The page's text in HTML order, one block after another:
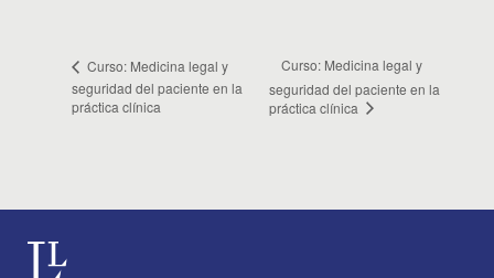
Curso: Medicina legal y
seguridad del paciente en la
práctica clínica
Curso: Medicina legal y
seguridad del paciente en la
práctica clínica